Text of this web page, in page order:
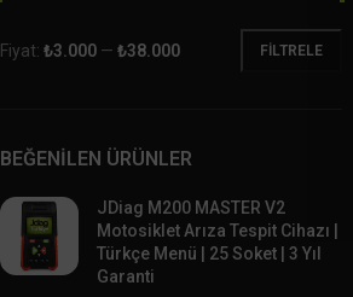
FILTRELE
Fiyat: ₺3.000 — ₺38.000
BEĞENİLEN ÜRÜNLER
JDiag M200 MASTER V2
Motosiklet Arıza Tespit Cihazı |
Türkçe Menü | 25 Soket | 3 Yıl
Garanti